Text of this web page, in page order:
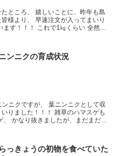
ところ、 嬉しいことに、昨年も島
様より、 早速注文が入ってまいり
ます！！！ これで1㎏くらい 全然足
ンニクの育成状況
ニクですが、 葉ニンニクとして収
りました！！！ 雑草のハマスゲも
かなり抜きましたが、まだまだで
っきょうの初物を食べていた